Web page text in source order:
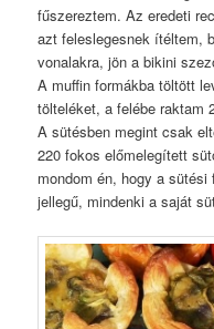
fűszereztem. Az eredeti
azt feleslegesnek ítéltem,
vonalakra, jön a bikini
A muffin formákba töltött
tölteléket, a felébe raktam
A sütésben megint csak
220 fokos előmelegített
mondom én, hogy a
jellegű, mindenki a saját